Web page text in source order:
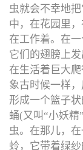
虫就会不幸地
中，在花园里
在工作着。在
它们的翅膀上
在生活着巨大
象古时候一样
形成一个篮子
蛹(又叫“小妖
虫。在那儿，
蛉，它带着绿